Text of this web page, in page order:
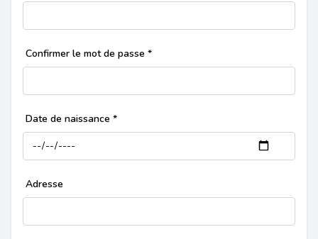
Confirmer le mot de passe *
Date de naissance *
Adresse